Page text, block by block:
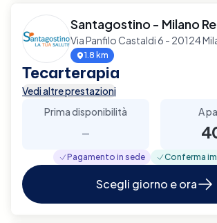
Santagostino - Milano
Via Panfilo Castaldi 6 - 20124
1.8 km
Tecarterapia
Vedi altre prestazioni
Prima disponibilità
-
A
Pagamento in sede Conferma
Scegli giorno e ora